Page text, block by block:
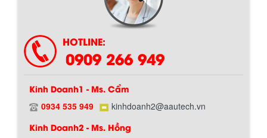
HOTLINE:
0909 266 949
Kinh Doanh1 - Ms. Cẩm
0934 535 949 kinhdoanh2@aautech.vn
Kinh Doanh2 - Ms. Hồng